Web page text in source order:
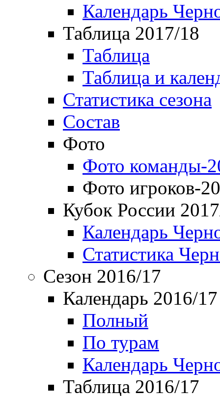
Календарь
Таблица 2017/18
Таблица
Таблица и
Статистика сезона
Состав
Фото
Фото команды-
Фото игроков-
Кубок России
Календарь
Статистика
Сезон 2016/17
Календарь 2016/17
Полный
По турам
Календарь
Таблица 2016/17